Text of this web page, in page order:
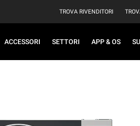
TROVA RIVENDITORI
ACCESSORI SETTORI APP & OS